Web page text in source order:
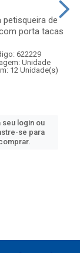
petisqueira de
porta tacas
622229
Unidade
12 Unidade(s)
seu login ou
se para